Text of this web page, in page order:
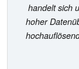
handelt sich
hoher